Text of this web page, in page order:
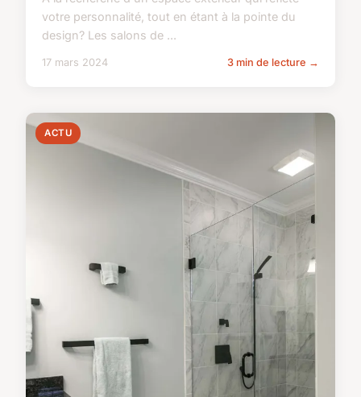
votre personnalité, tout en étant à la pointe du
design? Les salons de ...
17 mars 2024 3 min de lecture →
ACTU